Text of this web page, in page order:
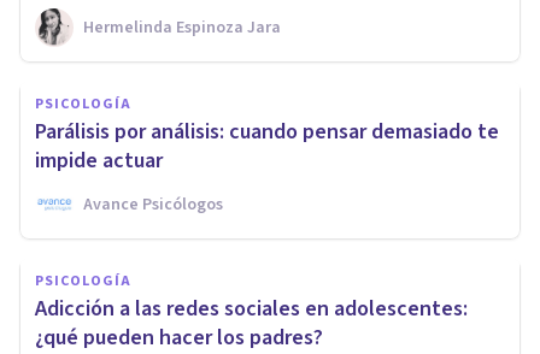
Hermelinda Espinoza Jara
PSICOLOGÍA
Parálisis por análisis: cuando pensar demasiado te
impide actuar
Avance Psicólogos
PSICOLOGÍA
Adicción a las redes sociales en adolescentes:
¿qué pueden hacer los padres?